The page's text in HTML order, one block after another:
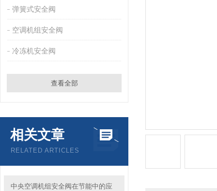
弹簧式安全阀
空调机组安全阀
冷冻机安全阀
查看全部
相关文章
RELATED ARTICLES
中央空调机组安全阀在节能中的应